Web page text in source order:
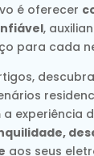
é oferecer
,
para cada
experiência
aos seus